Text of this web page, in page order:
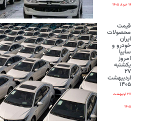
۱۹ خرداد ۱۴۰۵
قیمت
محصولات
ایران‌
خودرو و
سایپا
امروز
یکشنبه
۲۷
اردیبهشت
۱۴۰۵
۲۷ اردیبهشت
۱۴۰۵